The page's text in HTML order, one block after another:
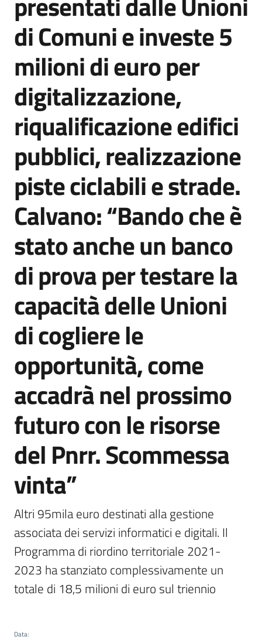
informazione
e
comunicazione
Seguici
su
di Comuni e investe 5
milioni di euro per
digitalizzazione,
riqualificazione edifici
pubblici, realizzazione
piste ciclabili e strade.
Calvano: “Bando che è
stato anche un banco
di prova per testare la
capacità delle Unioni
di cogliere le
opportunità, come
accadrà nel prossimo
futuro con le risorse
del Pnrr. Scommessa
vinta”
Altri 95mila euro destinati alla gestione
associata dei servizi informatici e digitali. Il
Programma di riordino territoriale 2021-
2023 ha stanziato complessivamente un
totale di 18,5 milioni di euro sul triennio
Data: